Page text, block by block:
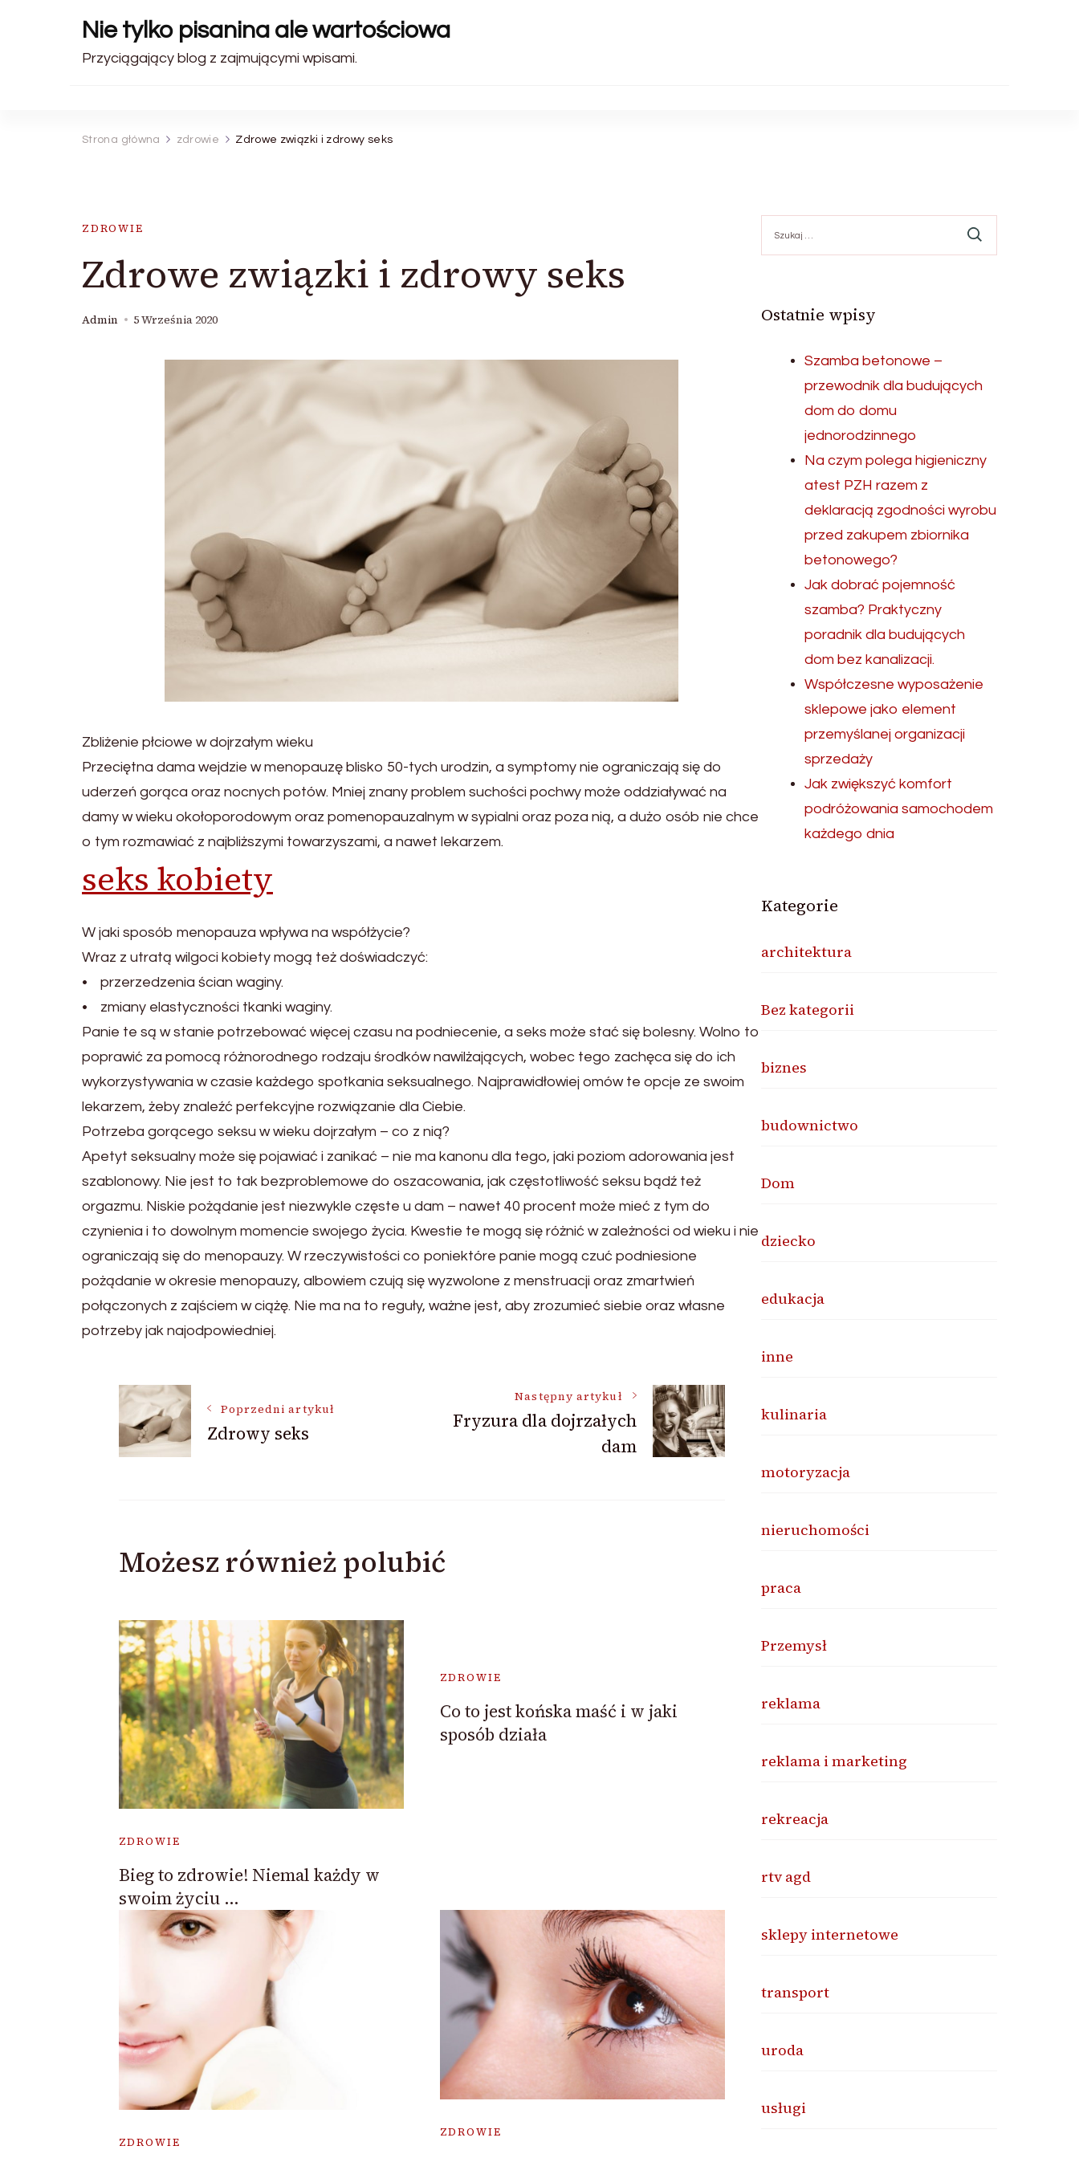
Nie tylko pisanina ale wartościowa
Przyciągający blog z zajmującymi wpisami.
Strona główna zdrowie Zdrowe związki i zdrowy seks
ZDROWIE
Zdrowe związki i zdrowy seks
Admin 5 Września 2020
Zbliżenie płciowe w dojrzałym wieku
Przeciętna dama wejdzie w menopauzę blisko 50-tych urodzin, a symptomy nie ograniczają się do
uderzeń gorąca oraz nocnych potów. Mniej znany problem suchości pochwy może oddziaływać na
damy w wieku okołoporodowym oraz pomenopauzalnym w sypialni oraz poza nią, a dużo osób nie chce
o tym rozmawiać z najbliższymi towarzyszami, a nawet lekarzem.
seks kobiety
W jaki sposób menopauza wpływa na współżycie?
Wraz z utratą wilgoci kobiety mogą też doświadczyć:
• przerzedzenia ścian waginy.
• zmiany elastyczności tkanki waginy.
Panie te są w stanie potrzebować więcej czasu na podniecenie, a seks może stać się bolesny. Wolno to
poprawić za pomocą różnorodnego rodzaju środków nawilżających, wobec tego zachęca się do ich
wykorzystywania w czasie każdego spotkania seksualnego. Najprawidłowiej omów te opcje ze swoim
lekarzem, żeby znaleźć perfekcyjne rozwiązanie dla Ciebie.
Potrzeba gorącego seksu w wieku dojrzałym – co z nią?
Apetyt seksualny może się pojawiać i zanikać – nie ma kanonu dla tego, jaki poziom adorowania jest
szablonowy. Nie jest to tak bezproblemowe do oszacowania, jak częstotliwość seksu bądź też
orgazmu. Niskie pożądanie jest niezwykle częste u dam – nawet 40 procent może mieć z tym do
czynienia i to dowolnym momencie swojego życia. Kwestie te mogą się różnić w zależności od wieku i nie
ograniczają się do menopauzy. W rzeczywistości co poniektóre panie mogą czuć podniesione
pożądanie w okresie menopauzy, albowiem czują się wyzwolone z menstruacji oraz zmartwień
połączonych z zajściem w ciążę. Nie ma na to reguły, ważne jest, aby zrozumieć siebie oraz własne
potrzeby jak najodpowiedniej.
Nawigacja
wpisu
Poprzedni artykuł
Zdrowy seks
Następny artykuł
Fryzura dla dojrzałych
dam
Możesz również polubić
ZDROWIE
Bieg to zdrowie! Niemal każdy w
swoim życiu …
ZDROWIE
Co to jest końska maść i w jaki
sposób działa
ZDROWIE
ZDROWIE
Ostatnie wpisy
Szamba betonowe –
przewodnik dla budujących
dom do domu
jednorodzinnego
Na czym polega higieniczny
atest PZH razem z
deklaracją zgodności wyrobu
przed zakupem zbiornika
betonowego?
Jak dobrać pojemność
szamba? Praktyczny
poradnik dla budujących
dom bez kanalizacji.
Współczesne wyposażenie
sklepowe jako element
przemyślanej organizacji
sprzedaży
Jak zwiększyć komfort
podróżowania samochodem
każdego dnia
Kategorie
architektura
Bez kategorii
biznes
budownictwo
Dom
dziecko
edukacja
inne
kulinaria
motoryzacja
nieruchomości
praca
Przemysł
reklama
reklama i marketing
rekreacja
rtv agd
sklepy internetowe
transport
uroda
usługi